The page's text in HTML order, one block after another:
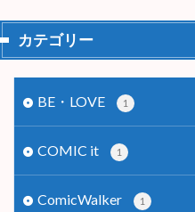
カテゴリー
BE・LOVE 1
COMIC it 1
ComicWalker 1